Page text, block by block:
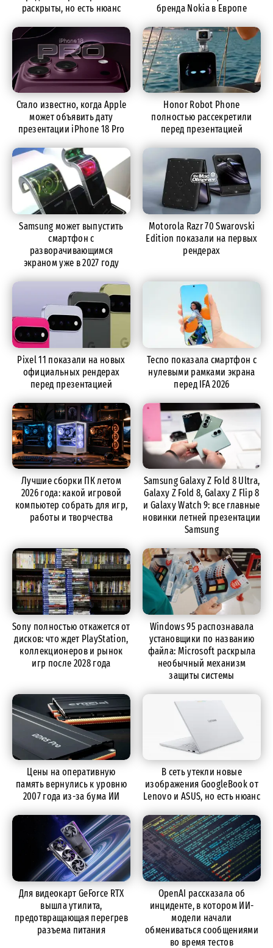
раскрыты, но есть нюанс
бренда Nokia в Европе
Стало известно, когда Apple
может объявить дату
презентации iPhone 18 Pro
Honor Robot Phone
полностью рассекретили
перед презентацией
Samsung может выпустить
смартфон с
разворачивающимся
экраном уже в 2027 году
Motorola Razr 70 Swarovski
Edition показали на первых
рендерах
Pixel 11 показали на новых
официальных рендерах
перед презентацией
Tecno показала смартфон с
нулевыми рамками экрана
перед IFA 2026
Лучшие сборки ПК летом
2026 года: какой игровой
компьютер собрать для игр,
работы и творчества
Samsung Galaxy Z Fold 8 Ultra,
Galaxy Z Fold 8, Galaxy Z Flip 8
и Galaxy Watch 9: все главные
новинки летней презентации
Samsung
Sony полностью откажется от
дисков: что ждет PlayStation,
коллекционеров и рынок
игр после 2028 года
Windows 95 распознавала
установщики по названию
файла: Microsoft раскрыла
необычный механизм
защиты системы
Цены на оперативную
память вернулись к уровню
2007 года из-за бума ИИ
В сеть утекли новые
изображения GoogleBook от
Lenovo и ASUS, но есть нюанс
Для видеокарт GeForce RTX
вышла утилита,
предотвращающая перегрев
разъема питания
OpenAI рассказала об
инциденте, в котором ИИ-
модели начали
обмениваться сообщениями
во время тестов